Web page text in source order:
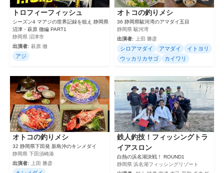
トロフィーフィッシュ
シーズン4 マアジの世界記録を狙え 静岡県
沼津・萩原 徹編 PART1
静岡県 沼津市
出演者: 萩原 徹
アジ
オトコの釣りメシ
36 静岡県駿河湾のアマダイ五目
静岡県 駿河湾
出演者:
上田 勝彦
シロアマダイ アマダイ
イトヨリ
ウッカリカサゴ
カイワリ
オトコの釣りメシ
32 静岡県下田発 新島沖のキンメダイ
静岡県 下田須崎港
出演者:
上田 勝彦
鉄人釣技！フィッシングトラ
イアスロン
白熱の浜名湖決戦！ ROUND1
静岡県 浜名湖フィッシングリゾート